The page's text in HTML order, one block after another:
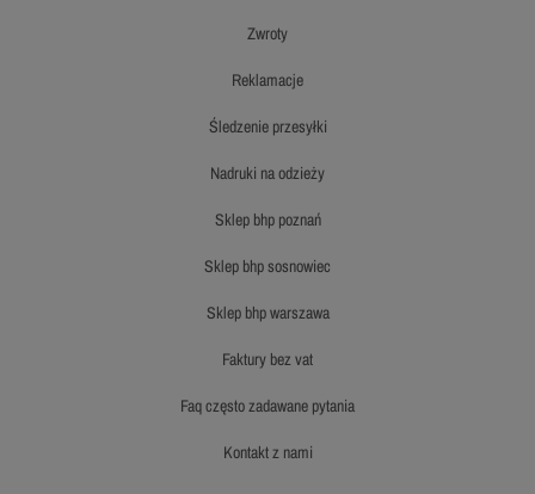
zwroty
reklamacje
śledzenie przesyłki
nadruki na odzieży
sklep bhp poznań
sklep bhp sosnowiec
sklep bhp warszawa
faktury bez vat
faq często zadawane pytania
kontakt z nami